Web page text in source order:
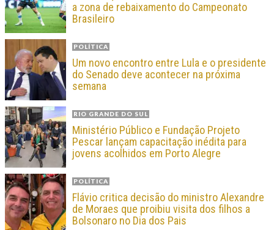
a zona de rebaixamento do Campeonato
Brasileiro
POLÍTICA
Um novo encontro entre Lula e o presidente
do Senado deve acontecer na próxima
semana
RIO GRANDE DO SUL
Ministério Público e Fundação Projeto
Pescar lançam capacitação inédita para
jovens acolhidos em Porto Alegre
POLÍTICA
Flávio critica decisão do ministro Alexandre
de Moraes que proibiu visita dos filhos a
Bolsonaro no Dia dos Pais